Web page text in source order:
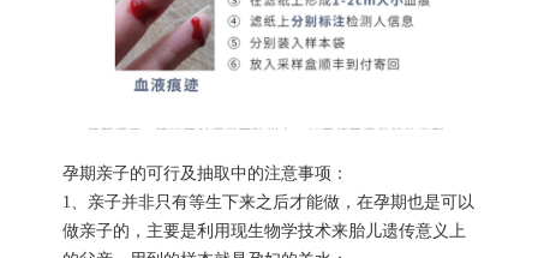
孕期亲子的可行及抽取中的注意事项：
1、亲子并非只有等生下来之后才能做，在孕期也是可以
做亲子的，主要是利用现生物学技术来胎儿遗传意义上